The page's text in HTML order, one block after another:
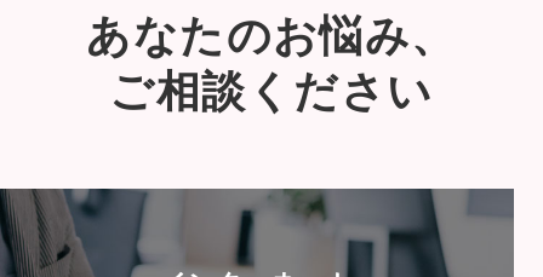
あなたのお悩み、
ご相談ください